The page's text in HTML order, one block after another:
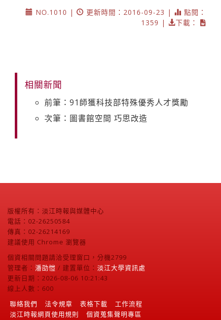
NO.1010 |
更新時間：2016-09-23 |
點閱：
1359 |
下載：
相關新聞
前筆：91師獲科技部特殊優秀人才獎勵
次筆：圖書館空間 巧思改造
版權所有：淡江時報與媒體中心
電話：02-26250584
傳真：02-26214169
建議使用 Chrome 瀏覽器
個資相關問題請洽受理窗口，分機2799
管理者： 潘劭愷 / 建置單位： 淡江大學資訊處
更新日期：2026-08-06 10:21:43
線上人數：600
聯絡我們
法令規章 表格下載
工作流程
淡江時報網頁使用規則
個資蒐集聲明專區